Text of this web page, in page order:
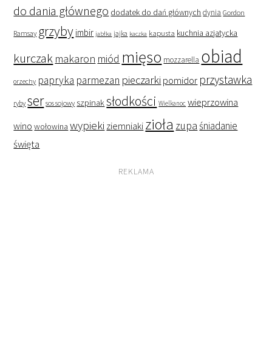
do dania głównego dodatek do dań głównych dynia Gordon
Ramsay grzyby imbir jabłka jajka kaczka kapusta kuchnia azjatycka
kurczak makaron miód mięso mozzarella obiad
orzechy papryka parmezan pieczarki pomidor przystawka
ryby ser sos sojowy szpinaksłodkości Wielkanoc wieprzowina
wino wołowina wypieki ziemniaki zioła zupaśniadanie
święta
REKLAMA